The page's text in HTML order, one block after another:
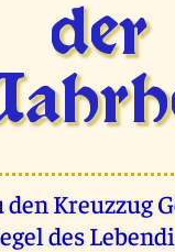
der
den Kreuzzug
des